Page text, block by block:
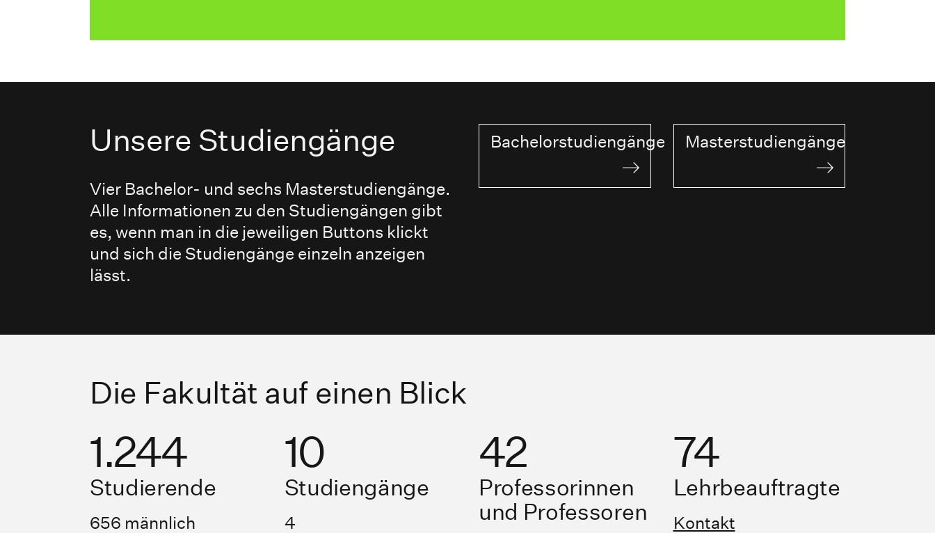
Unsere Studiengänge
Vier Bachelor- und sechs Masterstudiengänge.
Alle Informationen zu den Studiengängen gibt
es, wenn man in die jeweiligen Buttons klickt
und sich die Studiengänge einzeln anzeigen
lässt.
Bachelorstudiengänge Masterstudiengänge
Die Fakultät auf einen Blick
1.244
Studierende
656 männlich
10
Studiengänge
4
42
Professorinnen
und Professoren
74
Lehrbeauftragte
Kontakt